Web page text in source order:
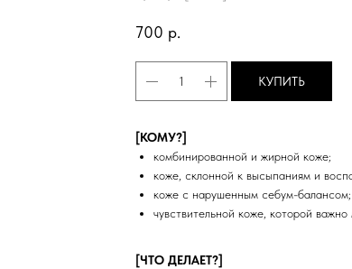
700 р.
КУПИТЬ
[КОМУ?]
комбинированной и жирной коже;
коже, склонной к высыпаниям и
коже с нарушенным себум-балансом;
чувствительной коже, которой
[ЧТО ДЕЛАЕТ?]